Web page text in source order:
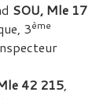
SOU, Mle 17
3ème
42 215,